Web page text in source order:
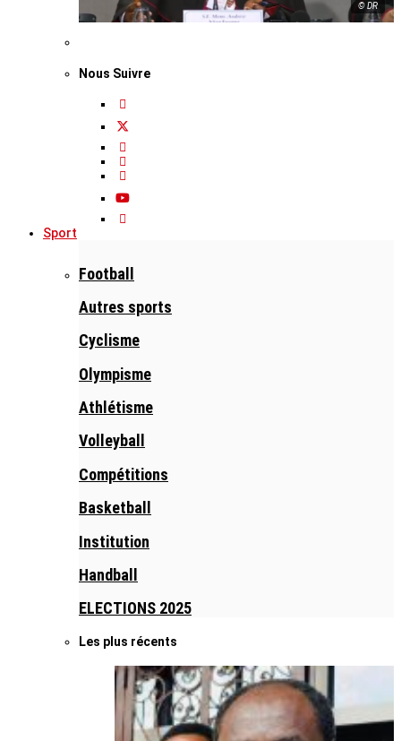
© DR
Nous Suivre
Sport
Football
Autres sports
Cyclisme
Olympisme
Athlétisme
Volleyball
Compétitions
Basketball
Institution
Handball
ELECTIONS 2025
Les plus récents